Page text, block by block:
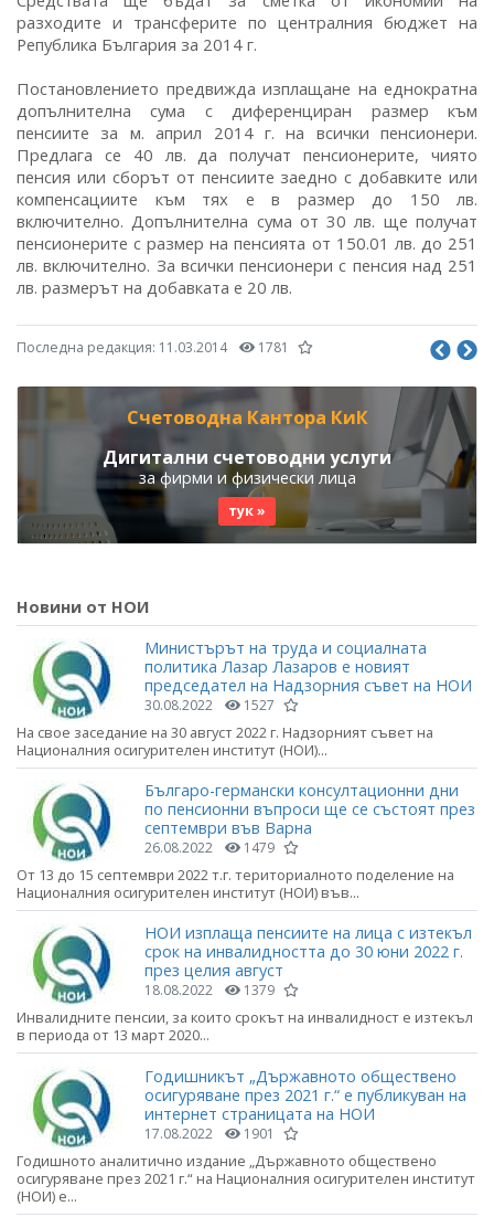
разходите и трансферите по централния бюджет на
Република България за 2014 г.
Постановлението предвижда изплащане на еднократна
допълнителна сума с диференциран размер към
пенсиите за м. април 2014 г. на всички пенсионери.
Предлага се 40 лв. да получат пенсионерите, чиято
пенсия или сборът от пенсиите заедно с добавките или
компенсациите към тях е в размер до 150 лв.
включително. Допълнителна сума от 30 лв. ще получат
пенсионерите с размер на пенсията от 150.01 лв. до 251
лв. включително. За всички пенсионери с пенсия над 251
лв. размерът на добавката е 20 лв.
Последна редакция: 11.03.2014 1781
Счетоводна Кантора КиК
Дигитални счетоводни услуги
за фирми и физически лица
тук »
Новини от НОИ
Министърът на труда и социалната
политика Лазар Лазаров е новият
председател на Надзорния съвет на НОИ
30.08.2022 1527
На свое заседание на 30 август 2022 г. Надзорният съвет на
Националния осигурителен институт (НОИ)...
Българо-германски консултационни дни
по пенсионни въпроси ще се състоят през
септември във Варна
26.08.2022 1479
От 13 до 15 септември 2022 т.г. териториалното поделение на
Националния осигурителен институт (НОИ) във...
НОИ изплаща пенсиите на лица с изтекъл
срок на инвалидността до 30 юни 2022 г.
през целия август
18.08.2022 1379
Инвалидните пенсии, за които срокът на инвалидност е изтекъл
в периода от 13 март 2020...
Годишникът „Държавното обществено
осигуряване през 2021 г.“ е публикуван на
интернет страницата на НОИ
17.08.2022 1901
Годишното аналитично издание „Държавното обществено
осигуряване през 2021 г.“ на Националния осигурителен институт
(НОИ) е...